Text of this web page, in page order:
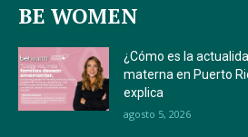
BE WOMEN
¿Cómo es la
materna en Puerto
explica
agosto 5, 2026